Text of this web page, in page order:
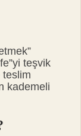
teşvik
teslim
kademeli